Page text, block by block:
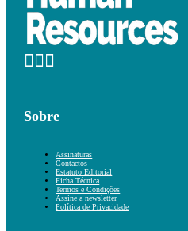
Sobre
Assinaturas
Contactos
Estatuto Editorial
Ficha Técnica
Termos e Condições
Assine a newsletter
Política de Privacidade